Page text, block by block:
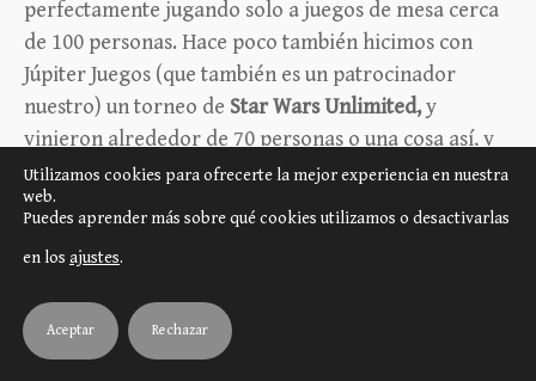
perfectamente jugando solo a juegos de mesa cerca
de 100 personas. Hace poco también hicimos con
Júpiter Juegos (que también es un patrocinador
nuestro) un torneo de Star Wars Unlimited,y
vinieron alrededor de 70 personas o una cosa así, y
había sitio, es decir, que igual alguna mesa supletoria
hay que poner, pero no hay problema porque el club
Pilar: ¿Cuál es el precio por ser socio?
Luis:El precio por ser socio son 20 euros al mes. Se
Utilizamos cookies para ofrecerte la mejor experiencia en nuestra
web.
Puedes aprender más sobre qué cookies utilizamos o desactivarlas
en los ajustes.
Aceptar Rechazar